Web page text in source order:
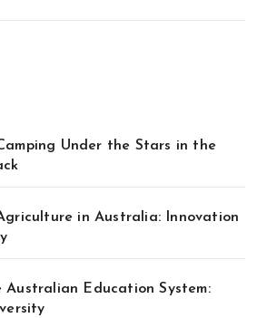
Under the Stars in the
in Australia: Innovation
Education System: